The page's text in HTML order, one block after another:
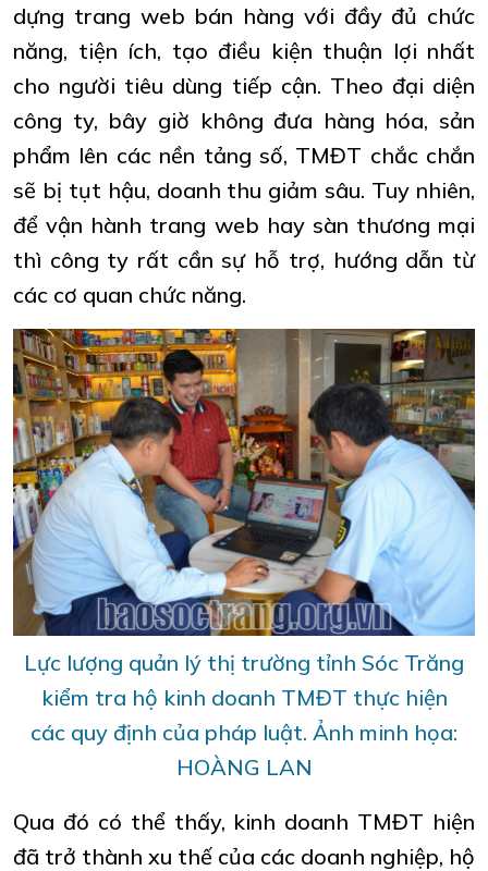
dựng trang web bán hàng với đầy đủ chức
năng, tiện ích, tạo điều kiện thuận lợi nhất
cho người tiêu dùng tiếp cận. Theo đại diện
công ty, bây giờ không đưa hàng hóa, sản
phẩm lên các nền tảng số, TMĐT chắc chắn
sẽ bị tụt hậu, doanh thu giảm sâu. Tuy nhiên,
để vận hành trang web hay sàn thương mại
thì công ty rất cần sự hỗ trợ, hướng dẫn từ
các cơ quan chức năng.
Lực lượng quản lý thị trường tỉnh Sóc Trăng
kiểm tra hộ kinh doanh TMĐT thực hiện
các quy định của pháp luật. Ảnh minh họa:
HOÀNG LAN
Qua đó có thể thấy, kinh doanh TMĐT hiện
đã trở thành xu thế của các doanh nghiệp, hộ